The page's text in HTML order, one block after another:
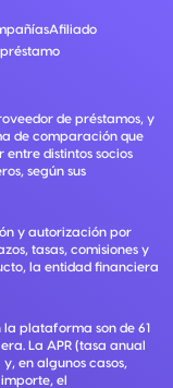
Afiliado
de préstamos, y
de comparación que
distintos socios
según sus
y autorización por
tasas, comisiones y
la entidad financiera
la plataforma son de 61
La APR (tasa anual
en algunos casos,
el